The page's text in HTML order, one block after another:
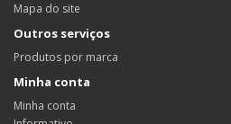
Mapa do site
Outros serviços
Produtos por marca
Minha conta
Minha conta